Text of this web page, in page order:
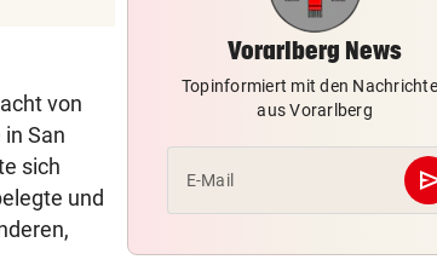
von
San
sich
und
Youngster Maxi Taucher
Nummer 1 erneut
SPERRSTUNDE vor
schlittert in Pleite
GEGEN WATTENS vor
Vorarlberg News
Topinformiert mit den
aus Vorarlberg
E-Mail